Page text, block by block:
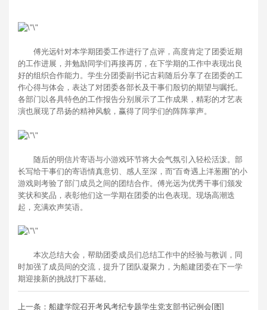
傅光远针对本学期团委工作进行了点评，高度肯定了团委近期
的工作进展，并勉励同学们再接再厉，在下学期的工作中表现出良
好的组织合作能力。学生分团委副书记古莉随后分享了在团委的工
作心得与体会，表达了对团委各部长及干事们殷切的期望与嘱托。
各部门以各具特色的工作报告分别展示了工作成果，精彩的才艺表
演也展现了昂扬的精神风貌，赢得了同学们的阵阵掌声。
随后的明信片寄语与小游戏环节将大会气氛引入轻松活泼。部
长写给干事们的寄语情真意切、感人至深，而“百奇遇上洋葱圈”的小
游戏则考验了部门成员之间的团结合作。傅光远为优秀干事们颁发
奖状和奖品，表彰他们这一学期在团委的出色表现。现场高潮迭
起，充满欢声笑语。
本次总结大会，帮助团委成员们总结工作中的经验与教训，同
时加强了成员间的交流，提升了团队凝聚力，为船建团委在下一学
期迎接新的挑战打下基础。
上一条：船建学院召开考风考纪专题学生党支部书记例会[图]